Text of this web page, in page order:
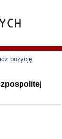
pozycję